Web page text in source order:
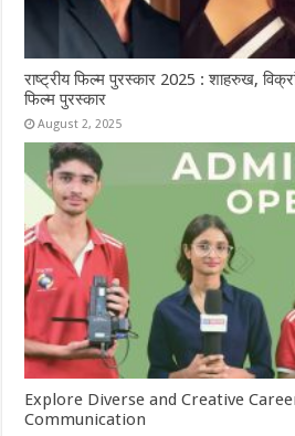
राष्ट्रीय फिल्म पुरस्कार 2025 : शाहरुख,
फिल्म पुरस्कार
August 2, 2025
Explore Diverse and Creative
Communication